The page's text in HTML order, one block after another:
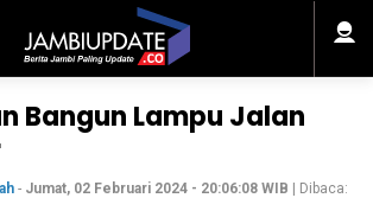
Bangun Lampu Jalan
- Jumat, 02 Februari 2024 - 20:06:08 WIB | Dibaca: